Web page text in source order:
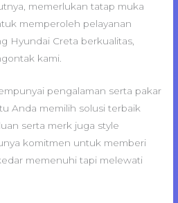
memerlukan tatap muka
memperoleh pelayanan
Hyundai Creta berkualitas,
kami.
pengalaman serta pakar
Anda memilih solusi terbaik
serta merk juga style
komitmen untuk memberi
memenuhi tapi melewati